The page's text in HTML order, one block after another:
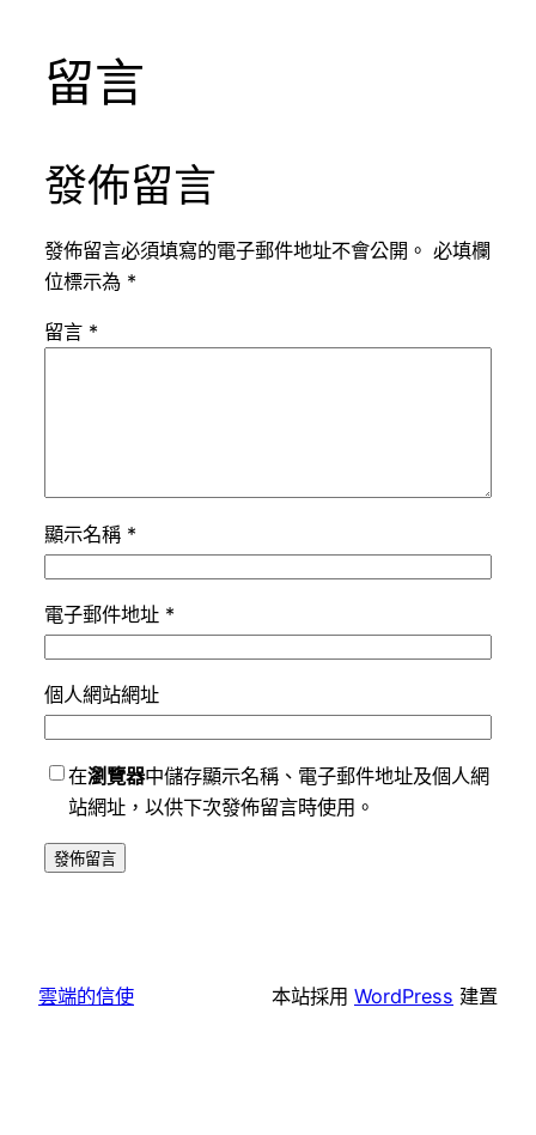
留言
發佈留言
發佈留言必須填寫的電子郵件地址不會公開。 必填欄
位標示為 *
留言 *
顯示名稱 *
電子郵件地址 *
個人網站網址
在瀏覽器中儲存顯示名稱、電子郵件地址及個人網
站網址，以供下次發佈留言時使用。
雲端的信使 本站採用 WordPress 建置